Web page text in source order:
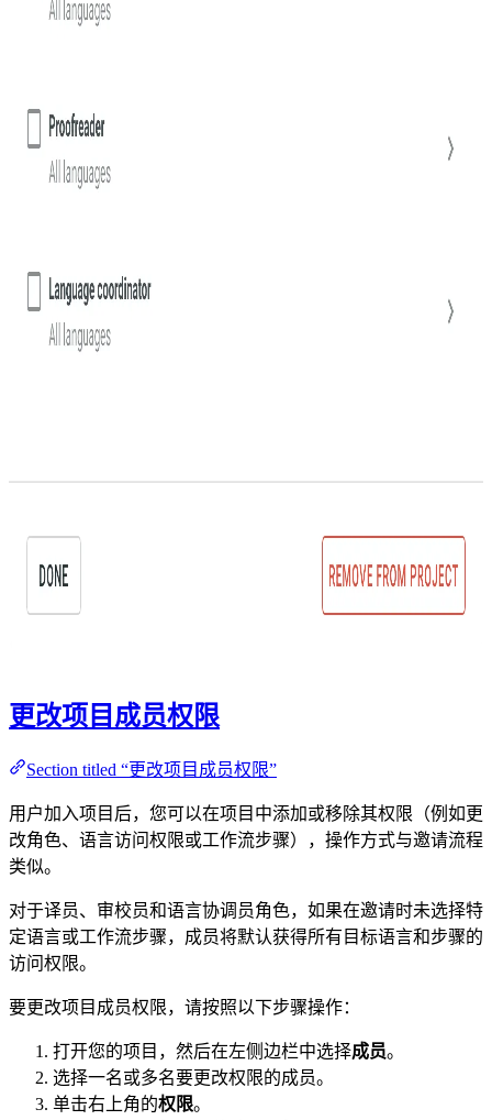
更改项目成员权限
Section titled “更改项目成员权限”
用户加入项目后，您可以在项目中添加或移除其权限（例如更
改角色、语言访问权限或工作流步骤），操作方式与邀请流程
类似。
对于译员、审校员和语言协调员角色，如果在邀请时未选择特
定语言或工作流步骤，成员将默认获得所有目标语言和步骤的
访问权限。
要更改项目成员权限，请按照以下步骤操作：
打开您的项目，然后在左侧边栏中选择成员。
选择一名或多名要更改权限的成员。
单击右上角的权限。